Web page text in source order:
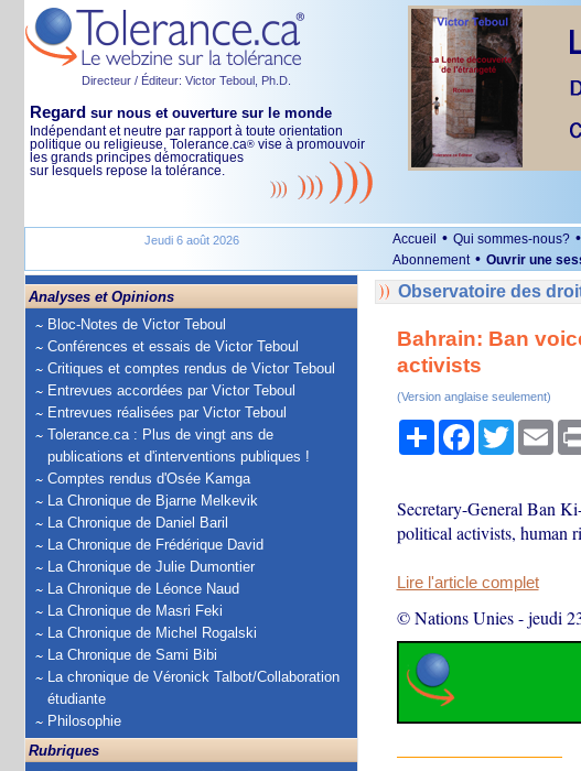
Directeur / Éditeur: Victor Teboul, Ph.D.
Regard sur nous et ouverture sur le monde
Indépendant et neutre par rapport à toute orientation
politique ou religieuse, Tolerance.ca® vise à promouvoir
les grands principes démocratiques
sur lesquels repose la tolérance.
Jeudi 6 août 2026 Accueil • Qui sommes-nous? •
Abonnement • Ouvrir une
Analyses et Opinions
Bloc-Notes de Victor Teboul
Conférences et essais de Victor Teboul
Critiques et comptes rendus de Victor Teboul
Entrevues accordées par Victor Teboul
Entrevues réalisées par Victor Teboul
Tolerance.ca : Plus de vingt ans de
publications et d'interventions publiques !
Comptes rendus d'Osée Kamga
La Chronique de Bjarne Melkevik
La Chronique de Daniel Baril
La Chronique de Frédérique David
La Chronique de Julie Dumontier
La Chronique de Léonce Naud
La Chronique de Masri Feki
La Chronique de Michel Rogalski
La Chronique de Sami Bibi
La chronique de Véronick Talbot/Collaboration
étudiante
Philosophie
Rubriques
Observatoire des
Bahrain: Ban
activists
(Version anglaise seulement)
PartagerFacebook
Twitter
Secretary-General Ban
political activists, human
Lire l'article complet
© Nations Unies-jeudi